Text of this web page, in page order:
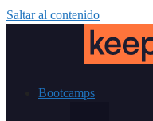
Saltar al contenido
Bootcamps